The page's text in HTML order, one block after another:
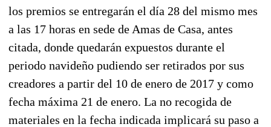
los premios se entregarán el día 28 del mismo mes
a las 17 horas en sede de Amas de Casa, antes
citada, donde quedarán expuestos durante el
periodo navideño pudiendo ser retirados por sus
creadores a partir del 10 de enero de 2017 y como
fecha máxima 21 de enero. La no recogida de
materiales en la fecha indicada implicará su paso a